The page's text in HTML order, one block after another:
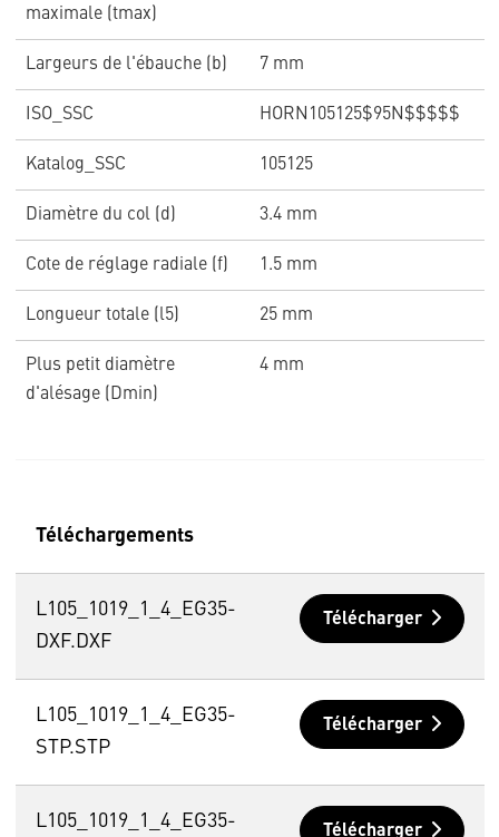
maximale (tmax)
Largeurs de l'ébauche (b) 7 mm
ISO_SSC HORN105125$95N$$$$$
Katalog_SSC 105125
Diamètre du col (d) 3.4 mm
Cote de réglage radiale (f) 1.5 mm
Longueur totale (l5) 25 mm
Plus petit diamètre
d'alésage (Dmin)
4 mm
Téléchargements
L105_1019_1_4_EG35-
DXF.DXF
Télécharger
L105_1019_1_4_EG35-
STP.STP
Télécharger
L105_1019_1_4_EG35- Télécharger